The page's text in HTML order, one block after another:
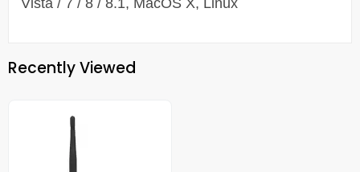
Vista / 7 / 8 / 8.1, MacOS X, Linux
Recently Viewed